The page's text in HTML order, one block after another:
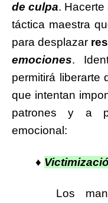
de culpa.
táctica maestra
para desplazar
emociones.
permitirá liberarte
que intentan
patrones y a
emocional:
♦
Los